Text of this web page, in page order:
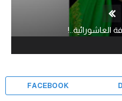
العاشورائية..!
FACEBOOK